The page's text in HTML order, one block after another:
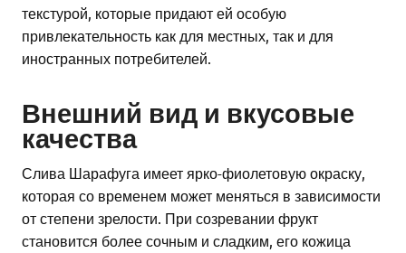
текстурой, которые придают ей особую
привлекательность как для местных, так и для
иностранных потребителей.
Внешний вид и вкусовые
качества
Слива Шарафуга имеет ярко-фиолетовую окраску,
которая со временем может меняться в зависимости
от степени зрелости. При созревании фрукт
становится более сочным и сладким, его кожица